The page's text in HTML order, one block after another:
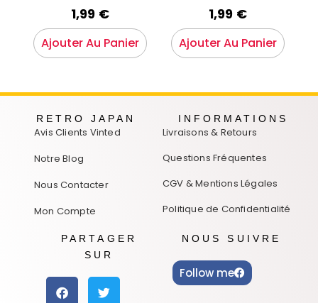
1,99 €
Ajouter Au Panier
1,99 €
Ajouter Au Panier
RETRO JAPAN
Avis Clients Vinted
Notre Blog
Nous Contacter
Mon Compte
INFORMATIONS
Livraisons & Retours
Questions Fréquentes
CGV & Mentions Légales
Politique de Confidentialité
PARTAGER
SUR
NOUS SUIVRE
Follow me